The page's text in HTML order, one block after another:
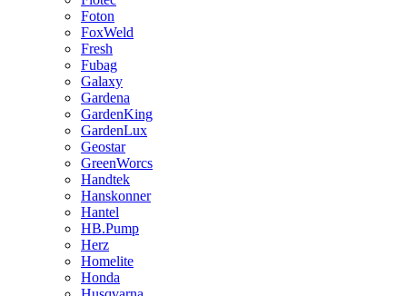
Foton
FoxWeld
Fresh
Fubag
Galaxy
Gardena
GardenKing
GardenLux
Geostar
GreenWorcs
Handtek
Hanskonner
Hantel
HB.Pump
Herz
Homelite
Honda